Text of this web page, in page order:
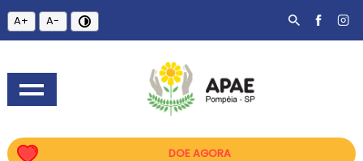
A+ A-
DOE AGORA